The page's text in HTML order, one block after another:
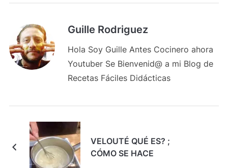
Guille Rodriguez
Hola Soy Guille Antes Cocinero ahora
Youtuber Se Bienvenid@ a mi Blog de
Recetas Fáciles Didácticas
VELOUTÉ QUÉ ES? ;
CÓMO SE HACE